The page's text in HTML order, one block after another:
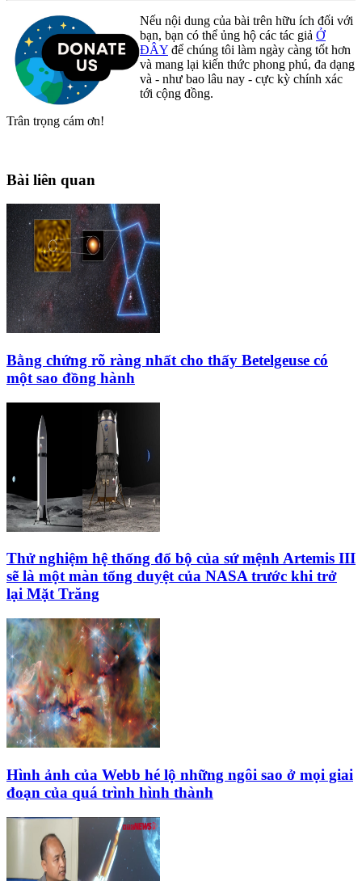
Nếu nội dung của bài trên hữu ích đối với
bạn, bạn có thể ủng hộ các tác giả Ở
ĐÂY để chúng tôi làm ngày càng tốt hơn
và mang lại kiến thức phong phú, đa dạng
và - như bao lâu nay - cực kỳ chính xác
tới cộng đồng.
Trân trọng cám ơn!
Bài liên quan
Bằng chứng rõ ràng nhất cho thấy Betelgeuse có
một sao đồng hành
Thử nghiệm hệ thống đổ bộ của sứ mệnh Artemis III
sẽ là một màn tổng duyệt của NASA trước khi trở
lại Mặt Trăng
Hình ảnh của Webb hé lộ những ngôi sao ở mọi giai
đoạn của quá trình hình thành